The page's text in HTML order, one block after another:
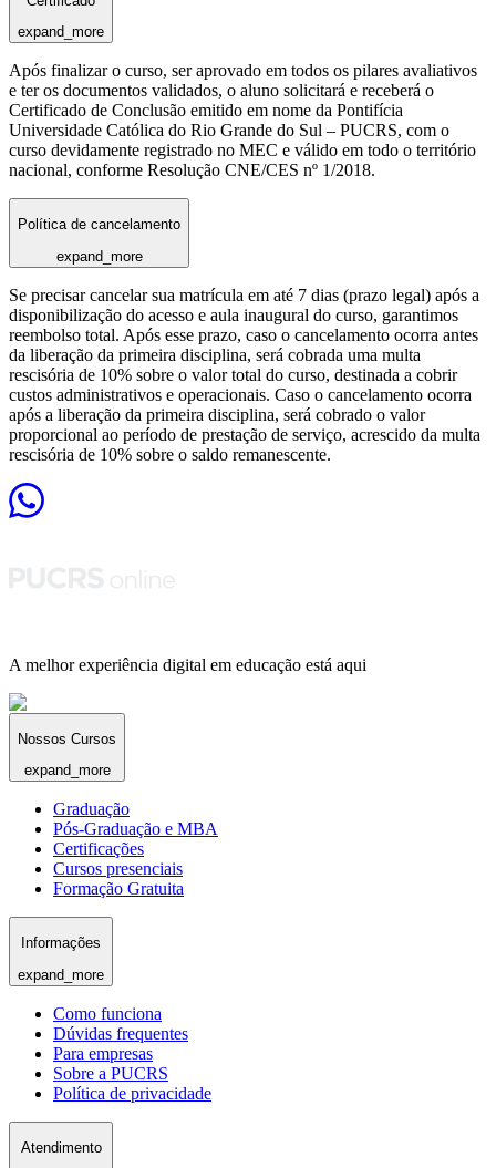
expand_more
Após finalizar o curso, ser aprovado em todos os pilares avaliativos
e ter os documentos validados, o aluno solicitará e receberá o
Certificado de Conclusão emitido em nome da Pontifícia
Universidade Católica do Rio Grande do Sul – PUCRS, com o
curso devidamente registrado no MEC e válido em todo o território
nacional, conforme Resolução CNE/CES nº 1/2018.
Política de cancelamento
expand_more
Se precisar cancelar sua matrícula em até 7 dias (prazo legal) após a
disponibilização do acesso e aula inaugural do curso, garantimos
reembolso total. Após esse prazo, caso o cancelamento ocorra antes
da liberação da primeira disciplina, será cobrada uma multa
rescisória de 10% sobre o valor total do curso, destinada a cobrir
custos administrativos e operacionais. Caso o cancelamento ocorra
após a liberação da primeira disciplina, será cobrado o valor
proporcional ao período de prestação de serviço, acrescido da multa
rescisória de 10% sobre o saldo remanescente.
A melhor experiência digital em educação está aqui
Nossos Cursos
expand_more
Graduação
Pós-Graduação e MBA
Certificações
Cursos presenciais
Formação Gratuita
Informações
expand_more
Como funciona
Dúvidas frequentes
Para empresas
Sobre a PUCRS
Política de privacidade
Atendimento